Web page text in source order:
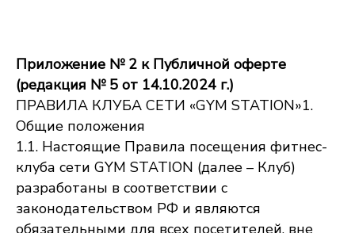
Приложение № 2 к Публичной оферте
(редакция № 5 от 14.10.2024 г.)
ПРАВИЛА КЛУБА СЕТИ «GYM STATION»1.
Общие положения
1.1. Настоящие Правила посещения фитнес-
клуба сети GYM STATION (далее – Клуб)
разработаны в соответствии с
законодательством РФ и являются
обязательными для всех посетителей, вне